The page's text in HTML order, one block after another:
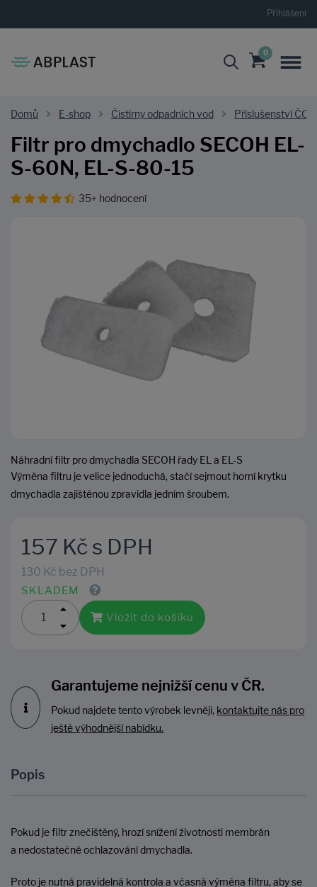
Přihlášení
0
Domů E-shop Čistírny odpadních vod Příslušenství ČOV
Filtr pro dmychadlo SECOH EL-
S-60N, EL-S-80-15
35+ hodnocení
Náhradní filtr pro dmychadla SECOH řady EL a EL-S
Výměna filtru je velice jednoduchá, stačí sejmout horní krytku
dmychadla zajištěnou zpravidla jedním šroubem.
157 Kč s DPH
130 Kč bez DPH
SKLADEM
Vložit do košíku
Garantujeme nejnižší cenu v ČR.
Pokud najdete tento výrobek levněji, kontaktujte nás pro
ještě výhodnější nabídku.
Popis
Pokud je filtr znečištěný, hrozí snížení životnosti membrán
a nedostatečné ochlazování dmychadla.
Proto je nutná pravidelná kontrola a včasná výměna filtru, aby se